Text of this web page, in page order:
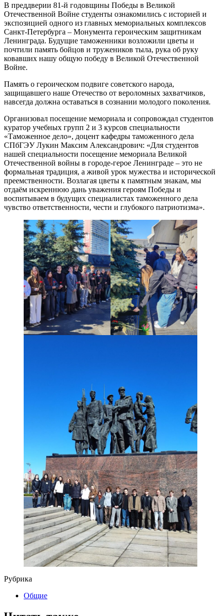
В преддверии 81-й годовщины Победы в Великой
Отечественной Войне студенты ознакомились с историей и
экспозицией одного из главных мемориальных комплексов
Санкт-Петербурга – Монумента героическим защитникам
Ленинграда. Будущие таможенники возложили цветы и
почтили память бойцов и тружеников тыла, рука об руку
ковавших нашу общую победу в Великой Отечественной
Войне.
Память о героическом подвиге советского народа,
защищавшего наше Отечество от вероломных захватчиков,
навсегда должна оставаться в сознании молодого поколения.
Организовал посещение мемориала и сопровождал студентов
куратор учебных групп 2 и 3 курсов специальности
«Таможенное дело», доцент кафедры таможенного дела
СПбГЭУ Лукин Максим Александрович: «Для студентов
нашей специальности посещение мемориала Великой
Отечественной войны в городе-герое Ленинграде – это не
формальная традиция, а живой урок мужества и исторической
преемственности. Возлагая цветы к памятным знакам, мы
отдаём искреннюю дань уважения героям Победы и
воспитываем в будущих специалистах таможенного дела
чувство ответственности, чести и глубокого патриотизма».
Рубрика
Общие